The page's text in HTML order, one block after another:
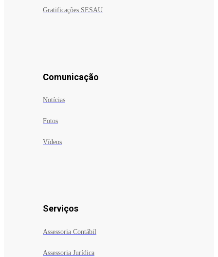
Gratificações SESAU
Comunicação
Notícias
Fotos
Vídeos
Serviços
Assessoria Contábil
Assessoria Jurídica